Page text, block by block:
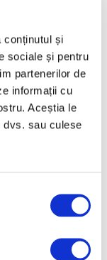
conținutul și
sociale și pentru
partenerilor de
informații cu
Aceștia le
dvs. sau culese